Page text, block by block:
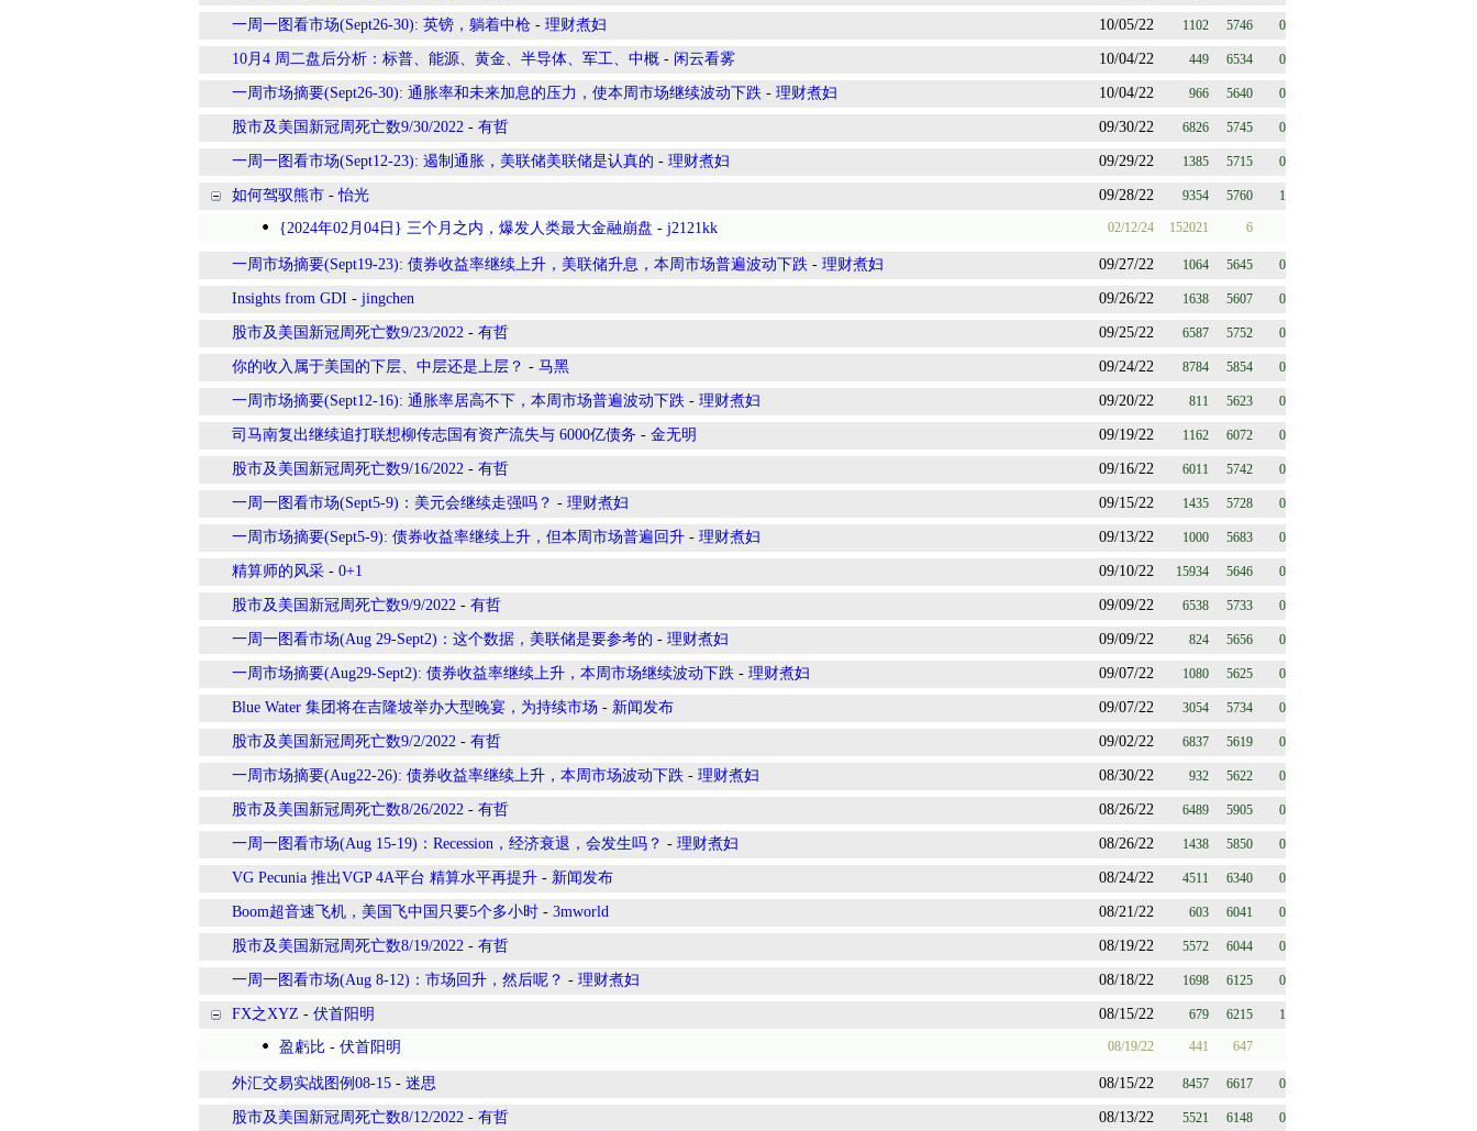
一周一图看市场(Sept26-30): 英镑，躺着中枪 - 理财煮妇 10/05/22 1102 5746 0
10月4 周二盘后分析：标普、能源、黄金、半导体、军工、中概 - 闲云看雾 10/04/22 449 6534 0
一周市场摘要(Sept26-30): 通胀率和未来加息的压力，使本周市场继续波动下跌 - 理财煮妇 10/04/22 966 5640 0
股市及美国新冠周死亡数9/30/2022 - 有哲 09/30/22 6826 5745 0
一周一图看市场(Sept12-23): 遏制通胀，美联储美联储是认真的 - 理财煮妇 09/29/22 1385 5715 0
如何驾驭熊市 -怡光 09/28/22 9354 5760 1
{2024年02月04日} 三个月之内，爆发人类最大金融崩盘 - j2121kk 02/12/24 152021 6
一周市场摘要(Sept19-23): 债券收益率继续上升，美联储升息，本周市场普遍波动下跌 - 理财煮妇 09/27/22 1064 5645 0
Insights from GDI - jingchen 09/26/22 1638 5607 0
股市及美国新冠周死亡数9/23/2022 - 有哲 09/25/22 6587 5752 0
你的收入属于美国的下层、中层还是上层？ - 马黑 09/24/22 8784 5854 0
一周市场摘要(Sept12-16): 通胀率居高不下，本周市场普遍波动下跌 - 理财煮妇 09/20/22 811 5623 0
司马南复出继续追打联想柳传志国有资产流失与 6000亿债务 - 金无明 09/19/22 1162 6072 0
股市及美国新冠周死亡数9/16/2022 - 有哲 09/16/22 6011 5742 0
一周一图看市场(Sept5-9)：美元会继续走强吗？ - 理财煮妇 09/15/22 1435 5728 0
一周市场摘要(Sept5-9): 债券收益率继续上升，但本周市场普遍回升 - 理财煮妇 09/13/22 1000 5683 0
精算师的风采 - 0+1 09/10/22 15934 5646 0
股市及美国新冠周死亡数9/9/2022 - 有哲 09/09/22 6538 5733 0
一周一图看市场(Aug 29-Sept2)：这个数据，美联储是要参考的 - 理财煮妇 09/09/22 824 5656 0
一周市场摘要(Aug29-Sept2): 债券收益率继续上升，本周市场继续波动下跌 - 理财煮妇 09/07/22 1080 5625 0
Blue Water 集团将在吉隆坡举办大型晚宴，为持续市场 - 新闻发布 09/07/22 3054 5734 0
股市及美国新冠周死亡数9/2/2022 - 有哲 09/02/22 6837 5619 0
一周市场摘要(Aug22-26): 债券收益率继续上升，本周市场波动下跌 - 理财煮妇 08/30/22 932 5622 0
股市及美国新冠周死亡数8/26/2022 - 有哲 08/26/22 6489 5905 0
一周一图看市场(Aug 15-19)：Recession，经济衰退，会发生吗？ - 理财煮妇 08/26/22 1438 5850 0
VG Pecunia 推出VGP 4A平台 精算水平再提升 - 新闻发布 08/24/22 4511 6340 0
Boom超音速飞机，美国飞中国只要5个多小时 - 3mworld 08/21/22 603 6041 0
股市及美国新冠周死亡数8/19/2022 - 有哲 08/19/22 5572 6044 0
一周一图看市场(Aug 8-12)：市场回升，然后呢？ - 理财煮妇 08/18/22 1698 6125 0
FX之XYZ - 伏首阳明 08/15/22 679 6215 1
盈虧比 - 伏首阳明 08/19/22 441 647
外汇交易实战图例08-15 - 迷思 08/15/22 8457 6617 0
股市及美国新冠周死亡数8/12/2022 - 有哲 08/13/22 5521 6148 0